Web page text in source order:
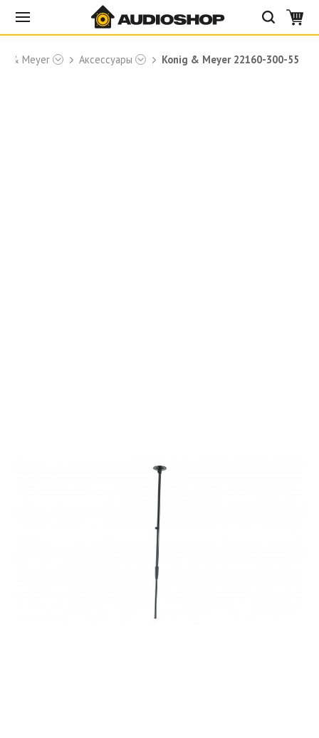
& Meyer Аксессуары Konig & Meyer 22160-300-55